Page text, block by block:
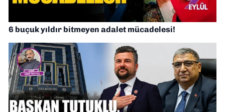
6 buçuk yıldır bitmeyen adalet mücadelesi!